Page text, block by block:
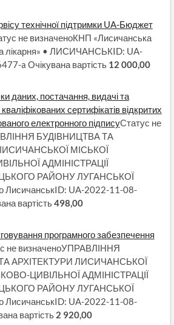
технічної підтримки UA-Бюджет
не визначеноКНП «Лисичанська
лікарня» • ЛИСИЧАНСЬКID: UA-
a Очікувана вартість 12 000,00
даних, постачання, видачі та
сертифікатів відкритих
електронного підписуСтатус не
БУДІВНИЦТВА ТА
МІСЬКОЇ
АДМІНІСТРАЦІЇ
РАЙОНУ ЛУГАНСЬКОЇ
ЛисичанськID: UA-2022-11-08-
вартість498,00
програмного забезпечення
не визначеноУПРАВЛІННЯ
АРХІТЕКТУРИ ЛИСИЧАНСЬКОЇ
ЦИВІЛЬНОЇ АДМІНІСТРАЦІЇ
РАЙОНУ ЛУГАНСЬКОЇ
ЛисичанськID: UA-2022-11-08-
вартість 2 920,00